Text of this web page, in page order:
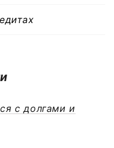
с долгами и